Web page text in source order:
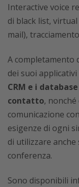
Interactive voice
di black list,
mail),
A completamento
dei suoi
CRM e i
contatto,
comunicazione
esigenze di ogni
di utilizzare anche
conferenza.
Sono disponibili